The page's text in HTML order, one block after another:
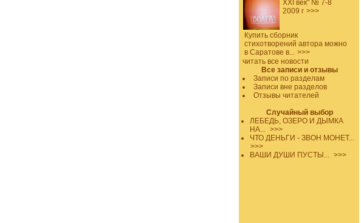
XXI век" № 7-8
2009 г >>>
Купить сборник
стихотворений автора можно
в Саратове в... >>>
читать все новости
Все записи и отзывы
Записи по разделам
Записи вне разделов
Отзывы читателей
Случайный выбор
ЛЕБЕДЬ, ОЗЕРО И ДЫМКА
НА... >>>
ЧТО ДЕНЬГИ - ЗВОН МОНЕТ...
>>>
ВАШИ ДУШИ ПУСТЫ... >>>